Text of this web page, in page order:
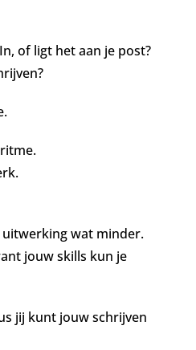
of ligt het aan je post?
uitwerking wat minder.
jouw skills kun je
jij kunt jouw schrijven